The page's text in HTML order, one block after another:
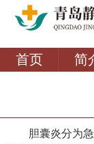
首页 简
胆囊炎分为急